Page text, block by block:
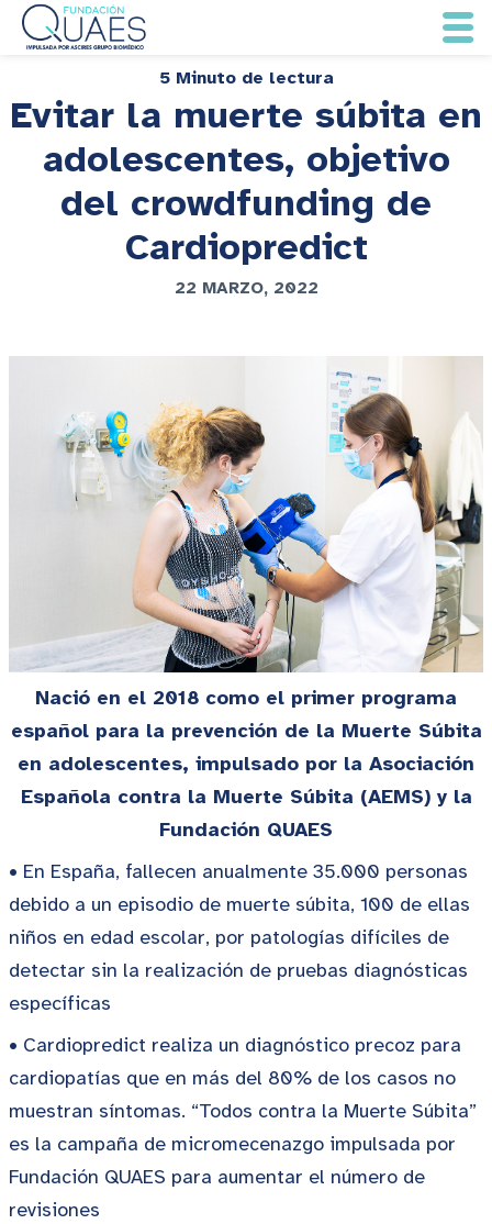
5 Minuto de lectura
Evitar la muerte súbita en
adolescentes, objetivo
del crowdfunding de
Cardiopredict
22 MARZO, 2022
Nació en el 2018 como el primer programa
español para la prevención de la Muerte Súbita
en adolescentes, impulsado por la Asociación
Española contra la Muerte Súbita (AEMS) y la
Fundación QUAES
• En España, fallecen anualmente 35.000 personas
debido a un episodio de muerte súbita, 100 de ellas
niños en edad escolar, por patologías difíciles de
detectar sin la realización de pruebas diagnósticas
específicas
• Cardiopredict realiza un diagnóstico precoz para
cardiopatías que en más del 80% de los casos no
muestran síntomas. “Todos contra la Muerte Súbita”
es la campaña de micromecenazgo impulsada por
Fundación QUAES para aumentar el número de
revisiones